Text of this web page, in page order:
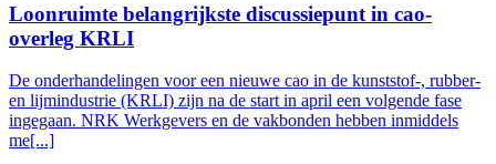
Loonruimte belangrijkste discussiepunt in cao-
overleg KRLI
De onderhandelingen voor een nieuwe cao in de kunststof-, rubber-
en lijmindustrie (KRLI) zijn na de start in april een volgende fase
ingegaan. NRK Werkgevers en de vakbonden hebben inmiddels
me[...]